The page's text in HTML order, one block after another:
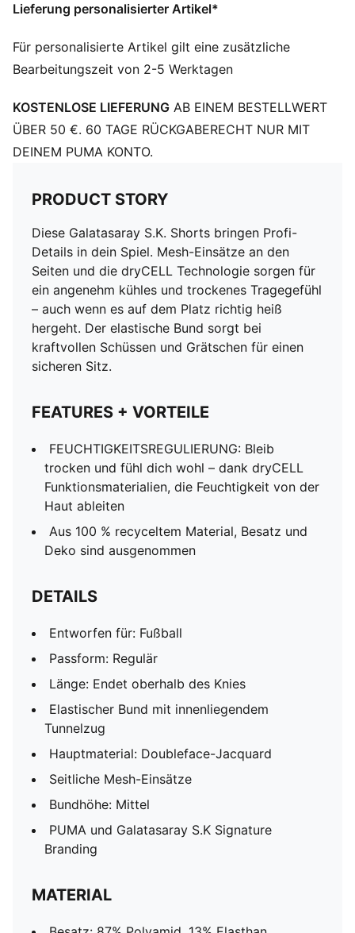
Hauptmaterial: Doubleface-Jacquard
Bundhöhe: Mittel
PUMA und Galatasaray S.K Signature Branding
Lieferung personalisierter Artikel*
Für personalisierte Artikel gilt eine zusätzliche
Bearbeitungszeit von 2-5 Werktagen
KOSTENLOSE LIEFERUNG AB EINEM BESTELLWERT
ÜBER 50 €. 60 TAGE RÜCKGABERECHT NUR MIT
DEINEM PUMA KONTO.
PRODUCT STORY
Diese Galatasaray S.K. Shorts bringen Profi-
Details in dein Spiel. Mesh-Einsätze an den
Seiten und die dryCELL Technologie sorgen für
ein angenehm kühles und trockenes Tragegefühl
– auch wenn es auf dem Platz richtig heiß
hergeht. Der elastische Bund sorgt bei
kraftvollen Schüssen und Grätschen für einen
sicheren Sitz.
FEATURES + VORTEILE
FEUCHTIGKEITSREGULIERUNG: Bleib
trocken und fühl dich wohl – dank dryCELL
Funktionsmaterialien, die Feuchtigkeit von der
Haut ableiten
Aus 100 % recyceltem Material, Besatz und
Deko sind ausgenommen
DETAILS
Entworfen für: Fußball
Passform: Regulär
Länge: Endet oberhalb des Knies
Elastischer Bund mit innenliegendem
Tunnelzug
Hauptmaterial: Doubleface-Jacquard
Seitliche Mesh-Einsätze
Bundhöhe: Mittel
PUMA und Galatasaray S.K Signature
Branding
MATERIAL